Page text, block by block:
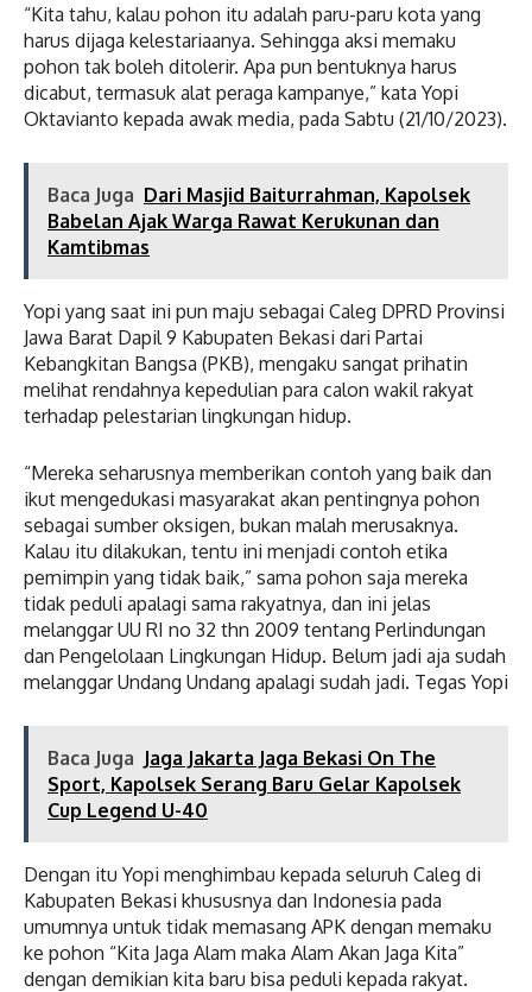
“Kita tahu, kalau pohon itu adalah paru-paru kota yang
harus dijaga kelestariaanya. Sehingga aksi memaku
pohon tak boleh ditolerir. Apa pun bentuknya harus
dicabut, termasuk alat peraga kampanye,” kata Yopi
Oktavianto kepada awak media, pada Sabtu (21/10/2023).
Baca Juga Dari Masjid Baiturrahman, Kapolsek
Babelan Ajak Warga Rawat Kerukunan dan
Kamtibmas
Yopi yang saat ini pun maju sebagai Caleg DPRD Provinsi
Jawa Barat Dapil 9 Kabupaten Bekasi dari Partai
Kebangkitan Bangsa (PKB), mengaku sangat prihatin
melihat rendahnya kepedulian para calon wakil rakyat
terhadap pelestarian lingkungan hidup.
“Mereka seharusnya memberikan contoh yang baik dan
ikut mengedukasi masyarakat akan pentingnya pohon
sebagai sumber oksigen, bukan malah merusaknya.
Kalau itu dilakukan, tentu ini menjadi contoh etika
pemimpin yang tidak baik,” sama pohon saja mereka
tidak peduli apalagi sama rakyatnya, dan ini jelas
melanggar UU RI no 32 thn 2009 tentang Perlindungan
dan Pengelolaan Lingkungan Hidup. Belum jadi aja sudah
melanggar Undang Undang apalagi sudah jadi. Tegas Yopi
Baca Juga Jaga Jakarta Jaga Bekasi On The
Sport, Kapolsek Serang Baru Gelar Kapolsek
Cup Legend U-40
Dengan itu Yopi menghimbau kepada seluruh Caleg di
Kabupaten Bekasi khususnya dan Indonesia pada
umumnya untuk tidak memasang APK dengan memaku
ke pohon “Kita Jaga Alam maka Alam Akan Jaga Kita”
dengan demikian kita baru bisa peduli kepada rakyat.